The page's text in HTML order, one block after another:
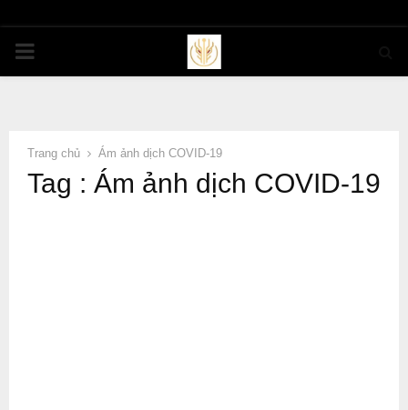
PRIMARY
Trang chủ Ám ảnh dịch COVID-19
Tag : Ám ảnh dịch COVID-19